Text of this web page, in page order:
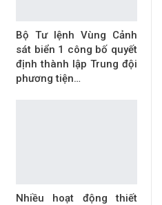
Bộ Tư lệnh Vùng Cảnh
sát biển 1 công bố quyết
định thành lập Trung đội
phương tiện…
Nhiều hoạt động thiết